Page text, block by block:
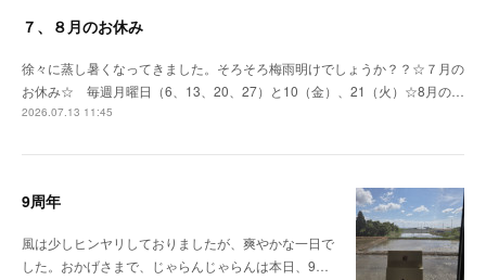
７、８月のお休み
徐々に蒸し暑くなってきました。そろそろ梅雨明けでしょうか？？☆７月の
お休み☆ 毎週月曜日（6、13、20、27）と10（金）、21（火）☆8月の…
2026.07.13 11:45
9周年
風は少しヒンヤリしておりましたが、爽やかな一日で
した。おかげさまで、じゃらんじゃらんは本日、9…